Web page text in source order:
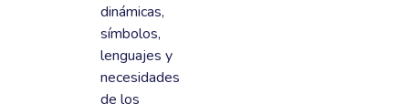
dinámicas,
símbolos,
lenguajes y
necesidades
de los